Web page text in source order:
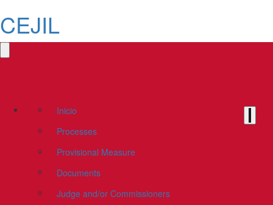
CEJIL
Inicio
Processes
Provisional Measure
Documents
Judge and/or Commissioners